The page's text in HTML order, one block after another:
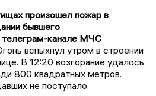
произошел пожар в
бывшего
телеграм-канале МЧС
вспыхнул утром в строении
В 12:20 возгорание удалось
800 квадратных метров.
не поступало.